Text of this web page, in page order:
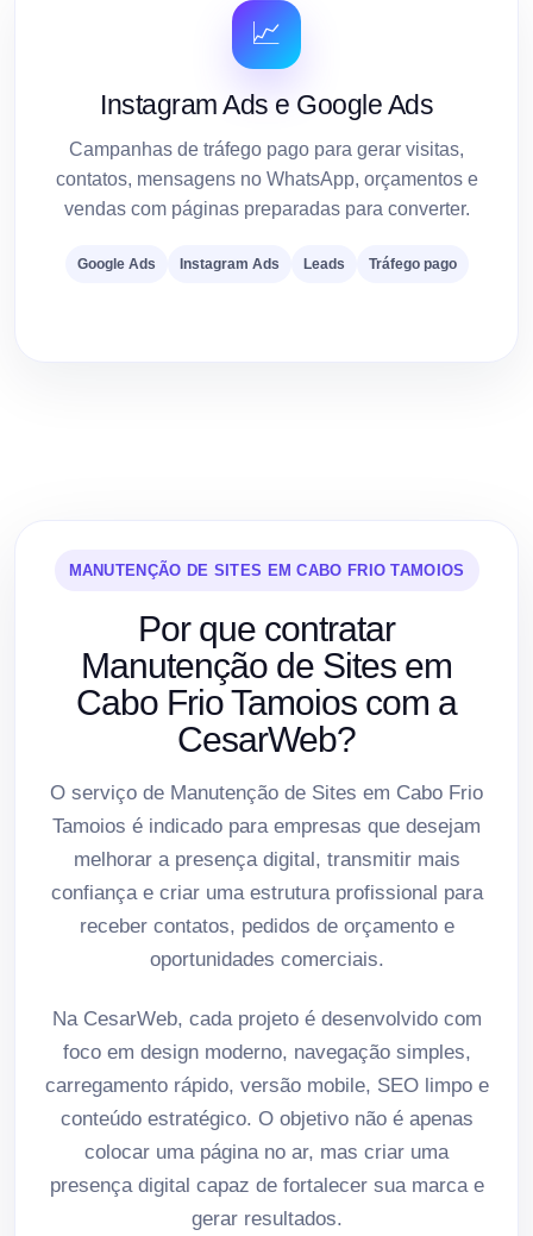
📈
Instagram Ads e Google Ads
Campanhas de tráfego pago para gerar visitas,
contatos, mensagens no WhatsApp, orçamentos e
vendas com páginas preparadas para converter.
Google Ads Instagram Ads Leads Tráfego pago
MANUTENÇÃO DE SITES EM CABO FRIO TAMOIOS
Por que contratar
Manutenção de Sites em
Cabo Frio Tamoios com a
CesarWeb?
O serviço de Manutenção de Sites em Cabo Frio
Tamoios é indicado para empresas que desejam
melhorar a presença digital, transmitir mais
confiança e criar uma estrutura profissional para
receber contatos, pedidos de orçamento e
oportunidades comerciais.
Na CesarWeb, cada projeto é desenvolvido com
foco em design moderno, navegação simples,
carregamento rápido, versão mobile, SEO limpo e
conteúdo estratégico. O objetivo não é apenas
colocar uma página no ar, mas criar uma
presença digital capaz de fortalecer sua marca e
gerar resultados.